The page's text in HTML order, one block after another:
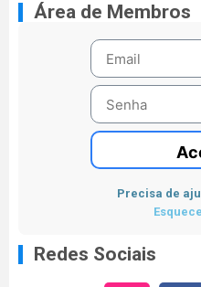
Área de Membros
Precisa de
Redes Sociais